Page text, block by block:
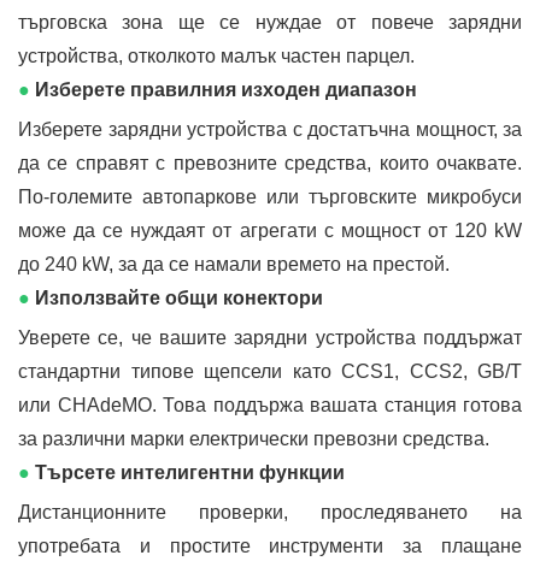
търговска зона ще се нуждае от повече зарядни
устройства, отколкото малък частен парцел.
● Изберете правилния изходен диапазон
Изберете зарядни устройства с достатъчна мощност, за
да се справят с превозните средства, които очаквате.
По-големите автопаркове или търговските микробуси
може да се нуждаят от агрегати с мощност от 120 kW
до 240 kW, за да се намали времето на престой.
● Използвайте общи конектори
Уверете се, че вашите зарядни устройства поддържат
стандартни типове щепсели като CCS1, CCS2, GB/T
или CHAdeMO. Това поддържа вашата станция готова
за различни марки електрически превозни средства.
● Търсете интелигентни функции
Дистанционните проверки, проследяването на
употребата и простите инструменти за плащане